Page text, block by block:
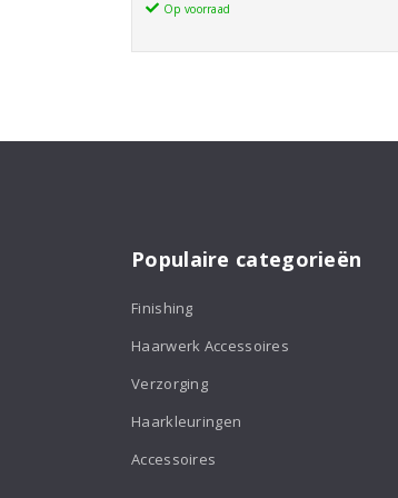
Op voorraad
Populaire categorieën
Finishing
Haarwerk Accessoires
Verzorging
Haarkleuringen
Accessoires